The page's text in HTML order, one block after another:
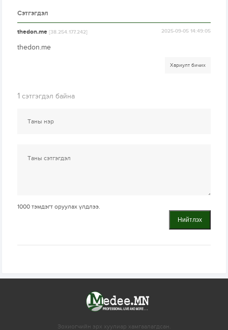
Сэтгэгдэл
thedon.me[38.254.177.242] 2025-09-05 14:49:05
thedon.me
Хариулт бичих
1 сэтгэгдэл байна
1000 тэмдэгт оруулах үлдлээ.
Нийтлэх
Зохиогчийн эрх хуулиар хамгаалагдсан.